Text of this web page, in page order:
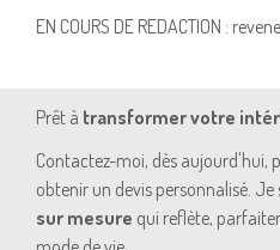
EN COURS DE REDACTION :
Prêt à transformer votre
Contactez-moi, dès aujourd'hui,
obtenir un devis personnalisé. Je
sur mesure qui reflète,